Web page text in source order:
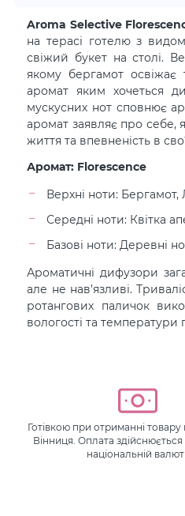
Aroma Selective
на терасі готелю з
свіжий букет на столі.
якому бергамот освіжає
аромат яким хочеться
мускусних нот сповнює
аромат заявляє про себе,
життя та впевненість в
Аромат: Florescence
Верхні ноти: Бергамот,
Середні ноти: Квітка
Базові ноти: Деревні
Ароматичні дифузори
але не нав’язливі.
ротангових паличок
вологості та температури
Готівкою при отриманні
Вінниця. Оплата
національній